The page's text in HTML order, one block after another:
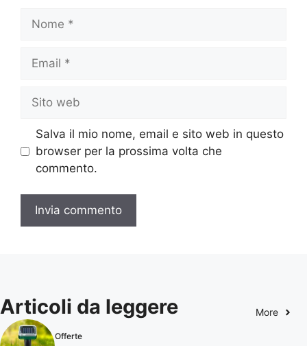
web
Salva il mio nome, email e sito web in questo
browser per la prossima volta che
commento.
Articoli da leggere More
Offerte